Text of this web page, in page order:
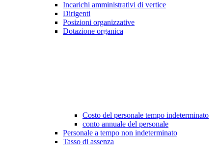
Incarichi amministrativi di vertice
Dirigenti
Posizioni organizzative
Dotazione organica
Costo del personale tempo indeterminato
conto annuale del personale
Personale a tempo non indeterminato
Tasso di assenza